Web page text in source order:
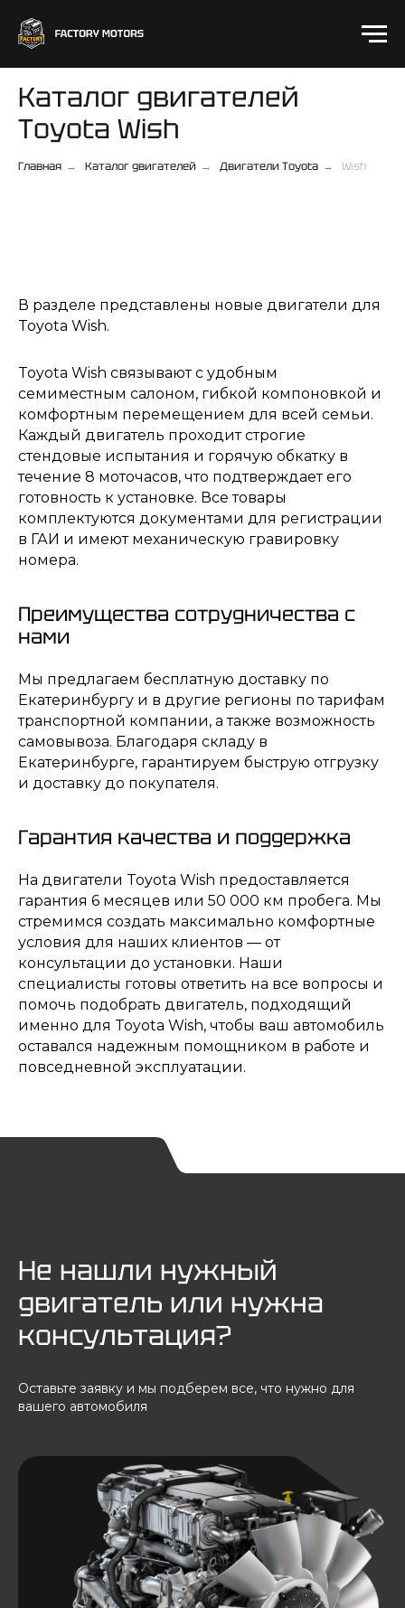
Каталог двигателей
Toyota Wish
Главная → Каталог двигателей → Двигатели Toyota → Wish
В разделе представлены новые двигатели для
Toyota Wish.
Toyota Wish связывают с удобным
семиместным салоном, гибкой компоновкой и
комфортным перемещением для всей семьи.
Каждый двигатель проходит строгие
стендовые испытания и горячую обкатку в
течение 8 моточасов, что подтверждает его
готовность к установке. Все товары
комплектуются документами для регистрации
в ГАИ и имеют механическую гравировку
номера.
Преимущества сотрудничества с
нами
Мы предлагаем бесплатную доставку по
Екатеринбургу и в другие регионы по тарифам
транспортной компании, а также возможность
самовывоза. Благодаря складу в
Екатеринбурге, гарантируем быструю отгрузку
и доставку до покупателя.
Гарантия качества и поддержка
На двигатели Toyota Wish предоставляется
гарантия 6 месяцев или 50 000 км пробега. Мы
стремимся создать максимально комфортные
условия для наших клиентов — от
консультации до установки. Наши
специалисты готовы ответить на все вопросы и
помочь подобрать двигатель, подходящий
именно для Toyota Wish, чтобы ваш автомобиль
оставался надежным помощником в работе и
повседневной эксплуатации.
Не нашли нужный
двигатель или нужна
консультация?
Оставьте заявку и мы подберем все, что нужно для
вашего автомобиля